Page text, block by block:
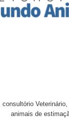
consultório
animais de